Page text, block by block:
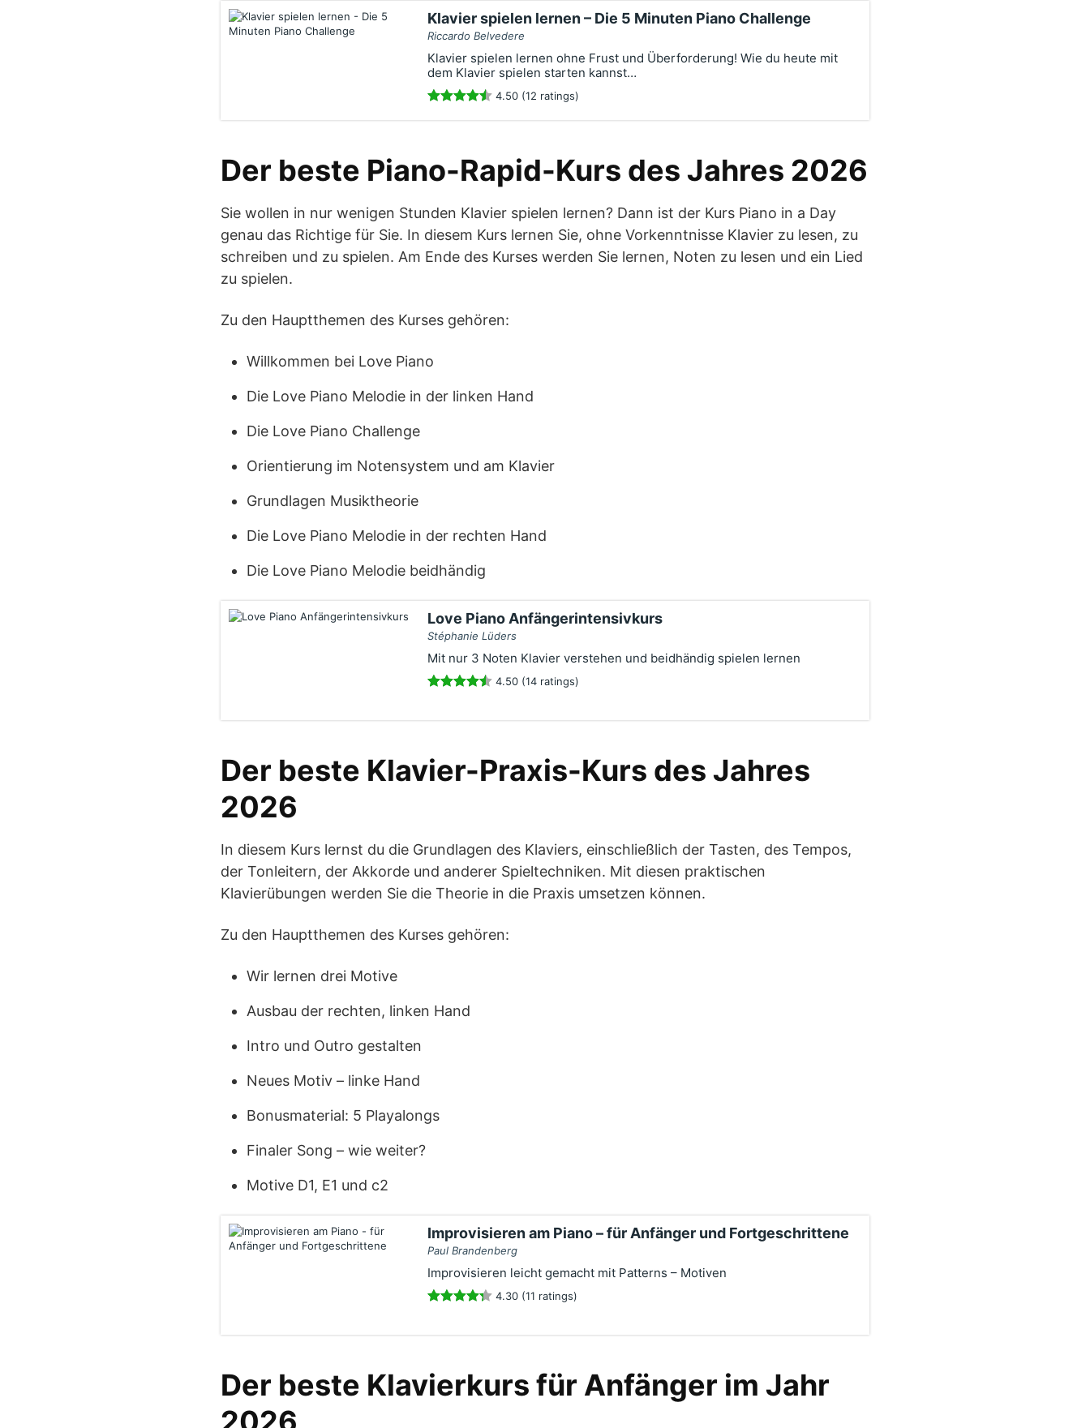
Klavier spielen lernen – Die 5 Minuten Piano Challenge
Riccardo Belvedere
Klavier spielen lernen ohne Frust und Überforderung! Wie du heute mit
dem Klavier spielen starten kannst…
4.50 (12 ratings)
Der beste Piano-Rapid-Kurs des Jahres 2026
Sie wollen in nur wenigen Stunden Klavier spielen lernen? Dann ist der Kurs Piano in a Day
genau das Richtige für Sie. In diesem Kurs lernen Sie, ohne Vorkenntnisse Klavier zu lesen, zu
schreiben und zu spielen. Am Ende des Kurses werden Sie lernen, Noten zu lesen und ein Lied
zu spielen.
Zu den Hauptthemen des Kurses gehören:
Willkommen bei Love Piano
Die Love Piano Melodie in der linken Hand
Die Love Piano Challenge
Orientierung im Notensystem und am Klavier
Grundlagen Musiktheorie
Die Love Piano Melodie in der rechten Hand
Die Love Piano Melodie beidhändig
Love Piano Anfängerintensivkurs
Stéphanie Lüders
Mit nur 3 Noten Klavier verstehen und beidhändig spielen lernen
4.50 (14 ratings)
Der beste Klavier-Praxis-Kurs des Jahres
2026
In diesem Kurs lernst du die Grundlagen des Klaviers, einschließlich der Tasten, des Tempos,
der Tonleitern, der Akkorde und anderer Spieltechniken. Mit diesen praktischen
Klavierübungen werden Sie die Theorie in die Praxis umsetzen können.
Zu den Hauptthemen des Kurses gehören:
Wir lernen drei Motive
Ausbau der rechten, linken Hand
Intro und Outro gestalten
Neues Motiv – linke Hand
Bonusmaterial: 5 Playalongs
Finaler Song – wie weiter?
Motive D1, E1 und c2
Improvisieren am Piano – für Anfänger und Fortgeschrittene
Paul Brandenberg
Improvisieren leicht gemacht mit Patterns – Motiven
4.30 (11 ratings)
Der beste Klavierkurs für Anfänger im Jahr